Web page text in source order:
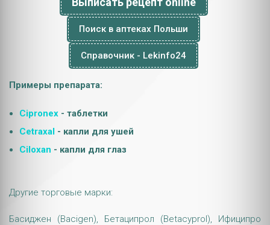
Поиск в аптеках Польши
Справочник - Lekinfo24
Примеры препарата:
Cipronex - таблетки
Cetraxal - капли для ушей
Ciloxan - капли для глаз
Другие торговые марки:
Басиджен (Bacigen), Бетаципрол (Betacyprol), Ифиципро